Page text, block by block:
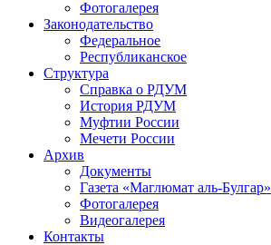
Фотогалерея
Законодательство
Федеральное
Республиканское
Структура
Справка о РДУМ
История РДУМ
Муфтии России
Мечети России
Архив
Документы
Газета «Маглюмат аль-Булгар»
Фотогалерея
Видеогалерея
Контакты